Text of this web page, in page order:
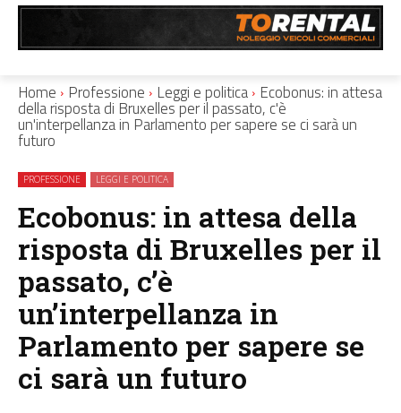
Home Professione Leggi e politica Ecobonus: in attesa
della risposta di Bruxelles per il passato, c'è
un'interpellanza in Parlamento per sapere se ci sarà un
futuro
PROFESSIONE LEGGI E POLITICA
Ecobonus: in attesa della
risposta di Bruxelles per il
passato, c’è
un’interpellanza in
Parlamento per sapere se
ci sarà un futuro